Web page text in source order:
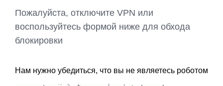
Пожалуйста, отключите VPN или
воспользуйтесь формой ниже для обхода
блокировки
Нам нужно убедиться, что вы не являетесь роботом